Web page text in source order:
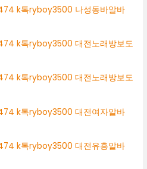
k톡ryboy3500 나성동바알바
k톡ryboy3500 대전노래방보도
k톡ryboy3500 대전노래방보도
k톡ryboy3500 대전여자알바
k톡ryboy3500 대전유흥알바